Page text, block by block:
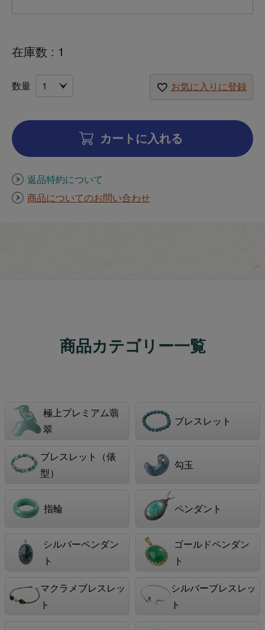
在庫数 1
お気に入りに登録
カートに入れる
返品特約について
商品についてのお問い合わせ
商品カテゴリー一覧
極上プレミアム翡
翠
ブレスレット
ブレスレット（俵
型）
勾玉
指輪 ペンダント
シルバーペンダン
ト
ゴールドペンダン
ト
マクラメブレスレッ
ト
シルバーブレスレッ
ト